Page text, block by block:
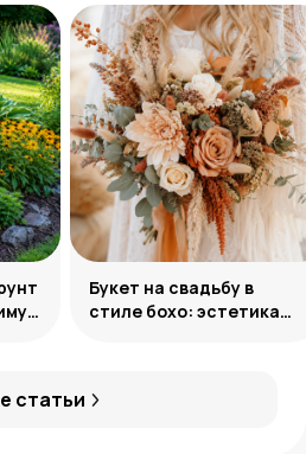
статьи
Букет на свадьбу в
стиле бохо: эстетика